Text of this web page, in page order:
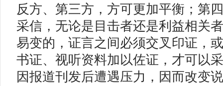
反方、第三方，方可更加平衡；第
采信，无论是目击者还是利益相关
易变的，证言之间必须交叉印证，
书证、视听资料加以佐证，才可以
因报道刊发后遭遇压力，因而改变